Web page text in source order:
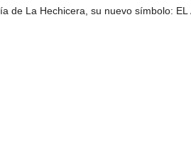
de La Hechicera, su nuevo símbolo: EL